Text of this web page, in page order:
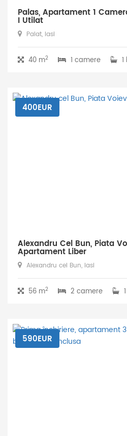
Palas, Apartament 1
I Utilat
Palat, Iasi
40 m2 1 camere
Alexandru Cel Bun, Piata
Apartament Liber
Alexandru cel Bun, Iasi
400EUR
56 m2 2 camere
590EUR